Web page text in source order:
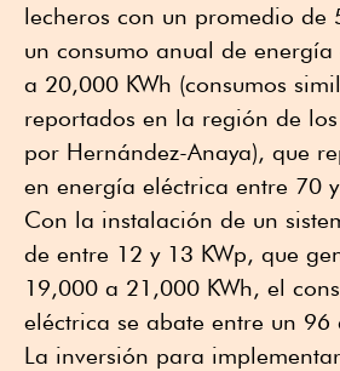
lecheros con un promedio de
un consumo anual de
a 20,000 KWh (consumos
reportados en la región de
por Hernández-Anaya), que
en energía eléctrica entre 70
Con la instalación de un
de entre 12 y 13 KWp, que
19,000 a 21,000 KWh, el
eléctrica se abate entre un
La inversión para